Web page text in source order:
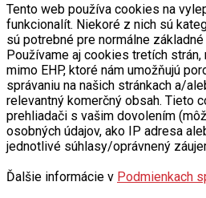
Tento web používa cookies na
funkcionalít. Niekoré z nich sú
sú potrebné pre normálne
Používame aj cookies tretích strán,
mimo EHP, ktoré nám umožňujú
správaniu na našich stránkach a/
relevantný komerčný obsah. Tieto
prehliadači s vašim dovolením
osobných údajov, ako IP adresa
jednotlivé súhlasy/oprávnený
Ďalšie informácie v Podmienkach